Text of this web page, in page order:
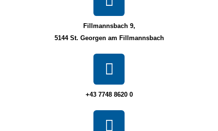
Fillmannsbach 9,
5144 St. Georgen am Fillmannsbach
+43 7748 8620 0